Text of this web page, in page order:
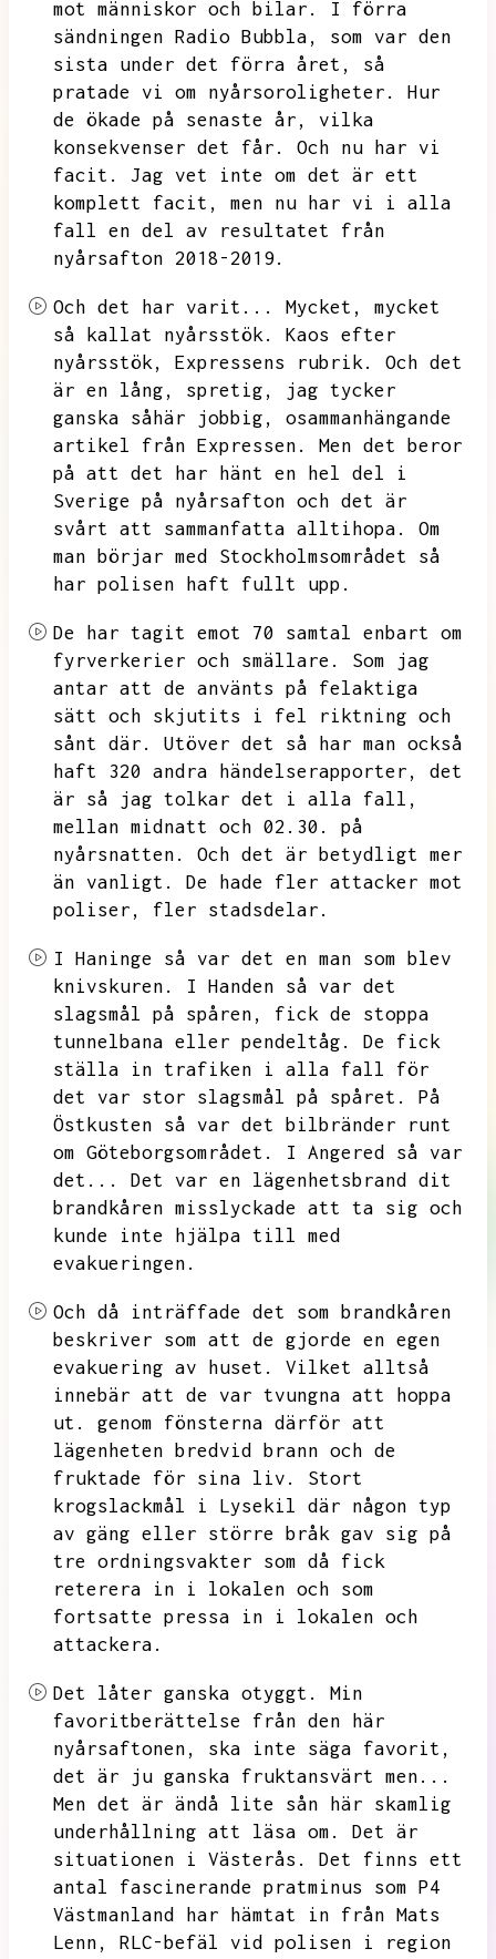
mot människor och bilar.
I förra
sändningen Radio Bubbla,
som var den
sista under det förra året,
så
pratade vi om nyårsoroligheter.
Hur
de ökade på senaste år,
vilka
konsekvenser det får.
Och nu har vi
facit.
Jag vet inte om det är ett
komplett facit,
men nu har vi i alla
fall en del av resultatet från
nyårsafton 2018-2019.
Och det har varit... Mycket,
mycket
så kallat nyårsstök.
Kaos efter
nyårsstök,
Expressens rubrik.
Och det
är en lång,
spretig,
jag tycker
ganska såhär jobbig,
osammanhängande
artikel från Expressen.
Men det beror
på att det har hänt en hel del i
Sverige på nyårsafton och det är
svårt att sammanfatta alltihopa.
Om
man börjar med Stockholmsområdet så
har polisen haft fullt upp.
De har tagit emot 70 samtal enbart om
fyrverkerier och smällare.
Som jag
antar att de använts på felaktiga
sätt och skjutits i fel riktning och
sånt där.
Utöver det så har man också
haft 320 andra händelserapporter,
det
är så jag tolkar det i alla fall,
mellan midnatt och 02.30.
på
nyårsnatten.
Och det är betydligt mer
än vanligt.
De hade fler attacker mot
poliser,
fler stadsdelar.
I Haninge så var det en man som blev
knivskuren.
I Handen så var det
slagsmål på spåren,
fick de stoppa
tunnelbana eller pendeltåg.
De fick
ställa in trafiken i alla fall för
det var stor slagsmål på spåret.
På
Östkusten så var det bilbränder runt
om Göteborgsområdet.
I Angered så var
det...
Det var en lägenhetsbrand dit
brandkåren misslyckade att ta sig och
kunde inte hjälpa till med
evakueringen.
Och då inträffade det som brandkåren
beskriver som att de gjorde en egen
evakuering av huset.
Vilket alltså
innebär att de var tvungna att hoppa
ut.
genom fönsterna därför att
lägenheten bredvid brann och de
fruktade för sina liv.
Stort
krogslackmål i Lysekil där någon typ
av gäng eller större bråk gav sig på
tre ordningsvakter som då fick
reterera in i lokalen och som
fortsatte pressa in i lokalen och
attackera.
Det låter ganska otyggt.
Min
favoritberättelse från den här
nyårsaftonen,
ska inte säga favorit,
det är ju ganska fruktansvärt men...
Men det är ändå lite sån här skamlig
underhållning att läsa om.
Det är
situationen i Västerås.
Det finns ett
antal fascinerande pratminus som P4
Västmanland har hämtat in från Mats
Lenn,
RLC-befäl vid polisen i region